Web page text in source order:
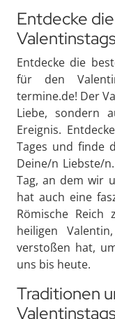
Entdecke
Entdecke die
für den
termine.de! Der
Liebe, sondern
Ereignis.
Tages und finde
Deine/n Liebste/
Tag, an dem wir
hat auch eine
Römische Reich
heiligen
verstoßen hat,
uns bis heute.
Traditionen